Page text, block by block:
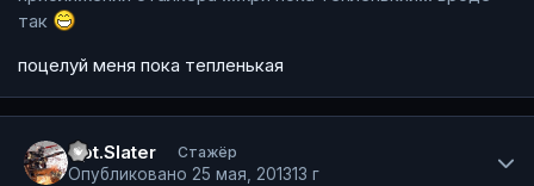
так
поцелуй меня пока тепленькая
Cpt.Slater Стажёр
Опубликовано 25 мая, 201313 г